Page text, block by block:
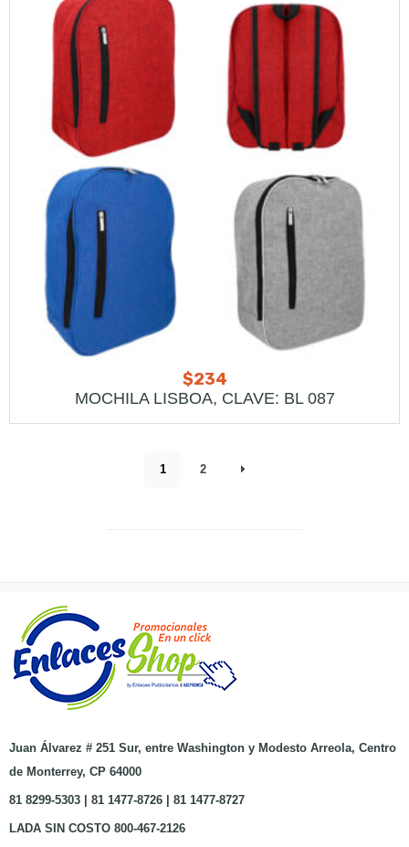
$234
MOCHILA LISBOA, CLAVE: BL 087
1 2
Juan Álvarez # 251 Sur, entre Washington y Modesto Arreola, Centro
de Monterrey, CP 64000
81 8299-5303 | 81 1477-8726 | 81 1477-8727
LADA SIN COSTO 800-467-2126